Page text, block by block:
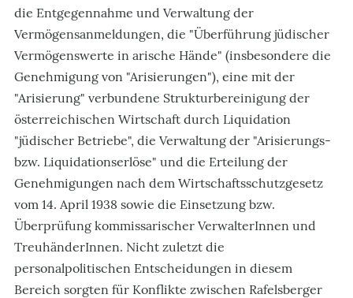
die Entgegennahme und Verwaltung der
Vermögensanmeldungen, die "Überführung jüdischer
Vermögenswerte in arische Hände" (insbesondere die
Genehmigung von "Arisierungen"), eine mit der
"Arisierung" verbundene Strukturbereinigung der
österreichischen Wirtschaft durch Liquidation
"jüdischer Betriebe", die Verwaltung der "Arisierungs-
bzw. Liquidationserlöse" und die Erteilung der
Genehmigungen nach dem Wirtschaftsschutzgesetz
vom 14. April 1938 sowie die Einsetzung bzw.
Überprüfung kommissarischer VerwalterInnen und
TreuhänderInnen. Nicht zuletzt die
personalpolitischen Entscheidungen in diesem
Bereich sorgten für Konflikte zwischen Rafelsberger